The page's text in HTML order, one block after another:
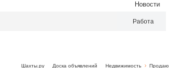
Новости
Работа
Шахты.ру Доска объявлений Недвижимость Продаю